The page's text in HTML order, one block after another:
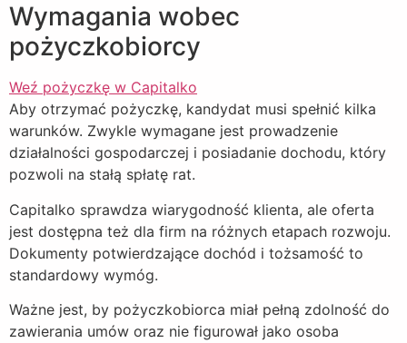
Wymagania wobec
pożyczkobiorcy
Weź pożyczkę w Capitalko
Aby otrzymać pożyczkę, kandydat musi spełnić kilka
warunków. Zwykle wymagane jest prowadzenie
działalności gospodarczej i posiadanie dochodu, który
pozwoli na stałą spłatę rat.
Capitalko sprawdza wiarygodność klienta, ale oferta
jest dostępna też dla firm na różnych etapach rozwoju.
Dokumenty potwierdzające dochód i tożsamość to
standardowy wymóg.
Ważne jest, by pożyczkobiorca miał pełną zdolność do
zawierania umów oraz nie figurował jako osoba